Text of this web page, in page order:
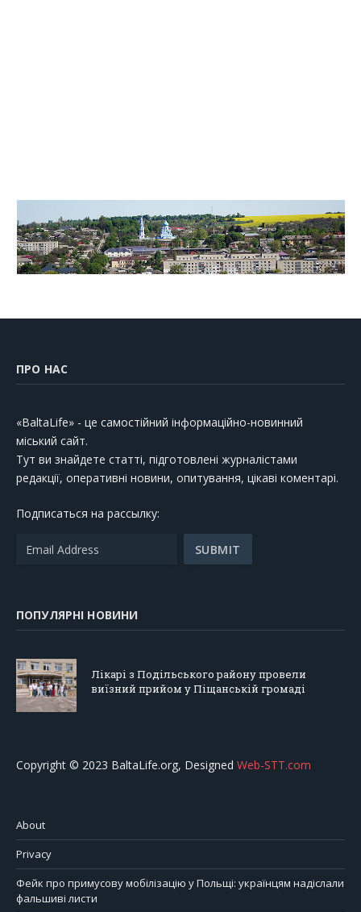
ПРО НАС
«BaltaLife» - це самостійний інформаційно-новинний
міський сайт.
Тут ви знайдете статті, підготовлені журналістами
редакції, оперативні новини, опитування, цікаві коментарі.
Подписаться на рассылку:
ПОПУЛЯРНІ НОВИНИ
Лікарі з Подільського району провели
виїзний прийом у Піщанській громаді
Copyright © 2023 BaltaLife.org, Designed Web-STT.com
About
Privacy
Фейк про примусову мобілізацію у Польщі: українцям надіслали
фальшиві листи